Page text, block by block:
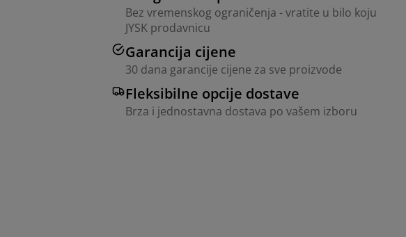
Bez vremenskog ograničenja - vratite u bilo koju
JYSK prodavnicu
Garancija cijene
30 dana garancije cijene za sve proizvode
Fleksibilne opcije dostave
Brza i jednostavna dostava po vašem izboru